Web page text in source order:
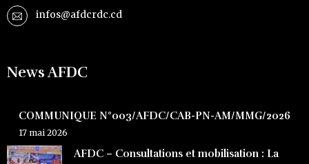
infos@afdcrdc.cd
News AFDC
COMMUNIQUE N°003/AFDC/CAB-PN-AM/MMG/2026
17 mai 2026
AFDC – Consultations et mobilisation : La